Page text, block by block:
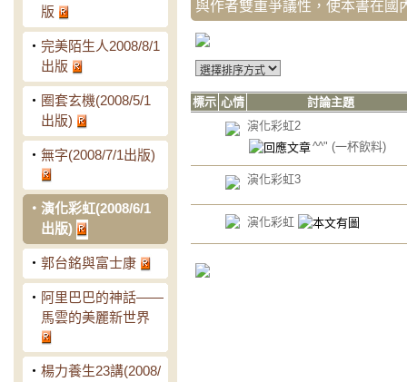
版
‧ 完美陌生人2008/8/1
出版
‧ 圈套玄機(2008/5/1
出版)
‧ 無字(2008/7/1出版)
‧ 演化彩虹(2008/6/1
出版)
‧ 郭台銘與富士康
‧ 阿里巴巴的神話——
馬雲的美麗新世界
‧ 楊力養生23講(2008/
與作者雙重爭議性，使本書在國
標示 心情
討論主題
演化彩虹2
^^" (一杯飲料)
演化彩虹3
演化彩虹